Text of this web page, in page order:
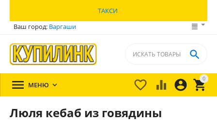
ТАКСИ
Ваш город: Варгаши
0


 

 МЕНЮ 
Люля кебаб из говядины